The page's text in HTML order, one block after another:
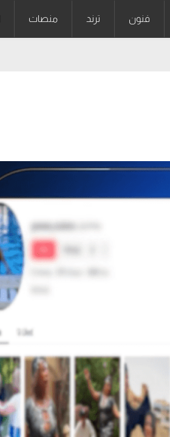
فنون ترند منصات